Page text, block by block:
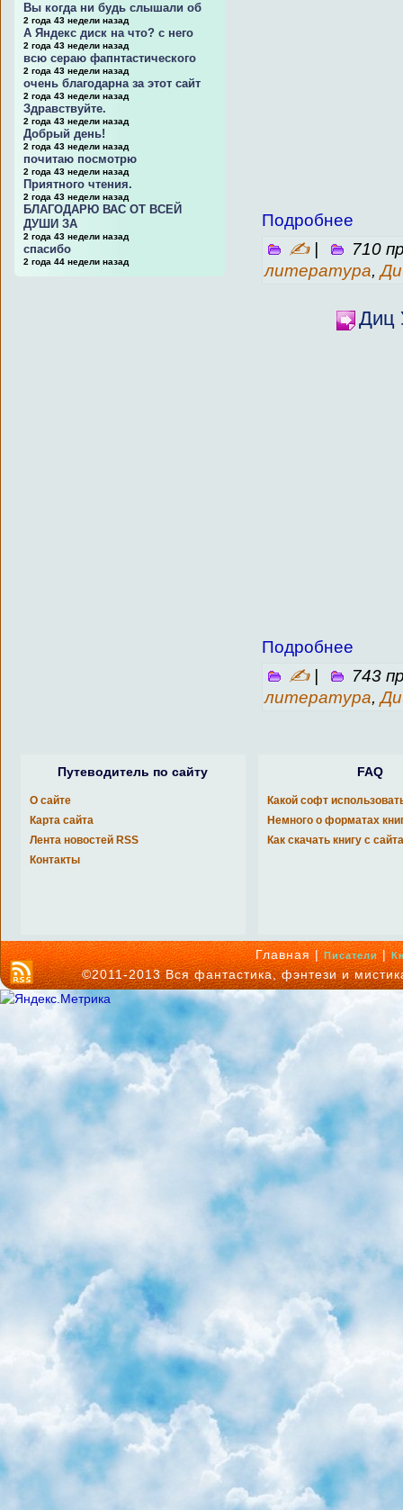
Вы когда ни будь слышали об
2 года 43 недели назад
А Яндекс диск на что? с него
2 года 43 недели назад
всю сераю фапнтастического
2 года 43 недели назад
очень благодарна за этот сайт
2 года 43 недели назад
Здравствуйте.
2 года 43 недели назад
Добрый день!
2 года 43 недели назад
почитаю посмотрю
2 года 43 недели назад
Приятного чтения.
2 года 43 недели назад
БЛАГОДАРЮ ВАС ОТ ВСЕЙ
ДУШИ ЗА
2 года 43 недели назад
спасибо
2 года 44 недели назад
Подробнее
✍|
710
литература,
Диц
Подробнее
✍|
743
литература,
Путеводитель по сайту
О сайте
Карта сайта
Лента новостей RSS
Контакты
FAQ
Какой софт
Немного о форматах
Как скачать книгу с
Главная |Писатели|
©2011-2013 Вся фантастика, фэнтези и